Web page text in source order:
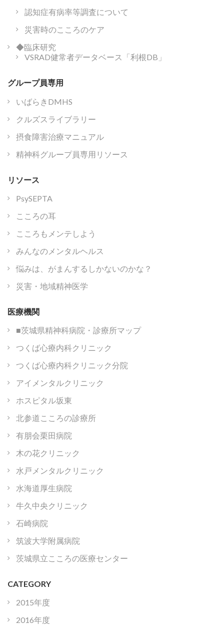
認知症有病率等調査について
災害時のこころのケア
◆臨床研究
VSRAD健常者データベース「利根DB」
グループ員専用
いばらきDMHS
クルズスライブラリー
摂食障害治療マニュアル
精神科グループ員専用リソース
リソース
PsySEPTA
こころの耳
こころもメンテしよう
みんなのメンタルヘルス
悩みは、がまんするしかないのかな？
災害・地域精神医学
医療機関
■茨城県精神科病院・診療所マップ
つくば心療内科クリニック
つくば心療内科クリニック分院
アイメンタルクリニック
ホスピタル坂東
北参道こころの診療所
有朋会栗田病院
木の花クリニック
水戸メンタルクリニック
水海道厚生病院
牛久中央クリニック
石崎病院
筑波大学附属病院
茨城県立こころの医療センター
CATEGORY
2015年度
2016年度